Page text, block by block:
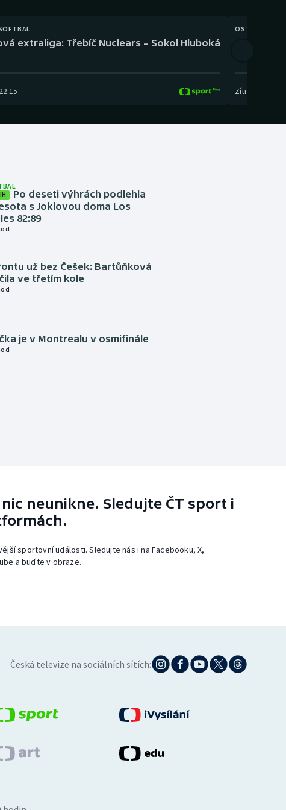
extraliga: Třebíč Nuclears – Sokol Hluboká
22:15
OSTATNÍ
Zítra
Po deseti výhrách podlehla
s Joklovou doma Los
82:89
už bez Češek: Bartůňková
ve třetím kole
je v Montrealu v osmifinále
neunikne. Sledujte ČT sport i
sportovní události. Sledujte nás i na Facebooku, X,
a buďte v obraze.
Česká televize na sociálních sítích: